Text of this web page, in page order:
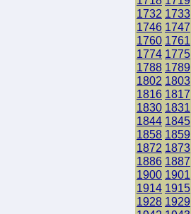
1732 1733
1746 1747
1760 1761
1774 1775
1788 1789
1802 1803
1816 1817
1830 1831
1844 1845
1858 1859
1872 1873
1886 1887
1900 1901
1914 1915
1928 1929